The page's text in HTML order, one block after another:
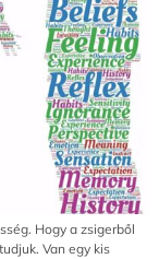
Hogy a zsigerből
Van egy kis